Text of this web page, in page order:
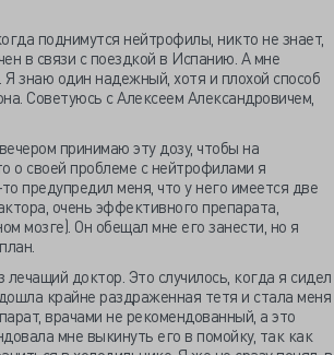
поднимутся нейтрофилы, никто не знает,
в связи с поездкой в Испанию. А мне
знаю один надежный, хотя и плохой способ
Советуюсь с Алексеем Александровичем,
принимаю эту дозу, чтобы на
о своей проблеме с нейтрофилами я
предупредил меня, что у него имеется две
очень эффективного препарата,
мозге). Он обещал мне его занести, но я
доктор. Это случилось, когда я сидел
крайне раздраженная тетя и стала меня
врачами не рекомендованный, а это
мне выкинуть его в помойку, так как